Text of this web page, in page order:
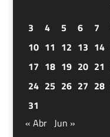
3
4 5 6 7
10 11 12 13 14
17 18 19 20 21
24 25 26 27 28
31
« Abr Jun »